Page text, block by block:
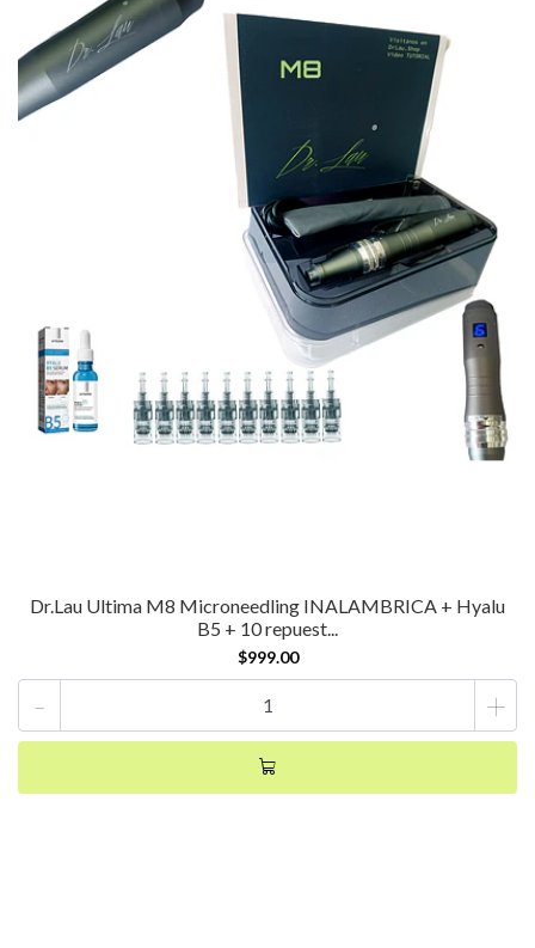
Dr.Lau Ultima M8 Microneedling INALAMBRICA + Hyalu
B5 + 10 repuest...
$999.00
- +